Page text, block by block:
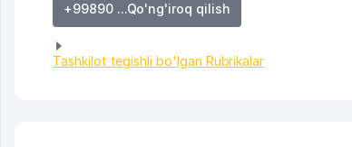
+99890 ...Qo'ng'iroq qilish
Tashkilot tegishli bo'lgan Rubrikalar